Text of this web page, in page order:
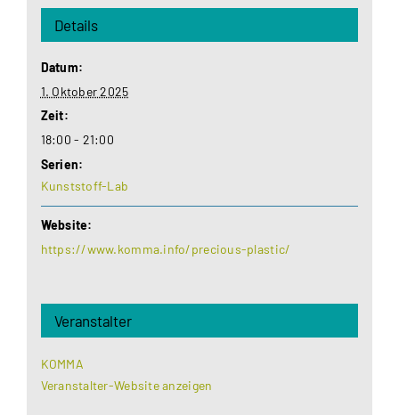
Details
Datum:
1. Oktober 2025
Zeit:
18:00 - 21:00
Serien:
Kunststoff-Lab
Website:
https://www.komma.info/precious-plastic/
Veranstalter
KOMMA
Veranstalter-Website anzeigen